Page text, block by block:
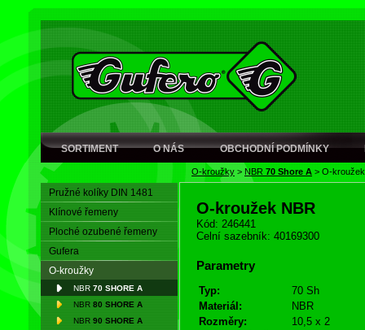
SORTIMENT O NÁS OBCHODNÍ PODMÍNKY
O-kroužky > NBR 70 Shore A > O-
Pružné kolíky DIN 1481
Klínové řemeny
Ploché ozubené řemeny
Gufera
O-kroužky
NBR 70 SHORE A
NBR 80 SHORE A
NBR 90 SHORE A
O-kroužek NBR
Kód: 246441
Celní sazebník: 40169300
Parametry
Typ:
70 Sh
Materiál:
NBR
Rozměry:
10,5 x 2